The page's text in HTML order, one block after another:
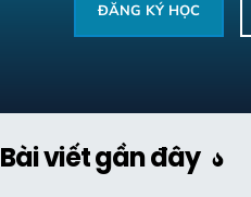
ĐĂNG KÝ HỌC
Bài viết gần đây